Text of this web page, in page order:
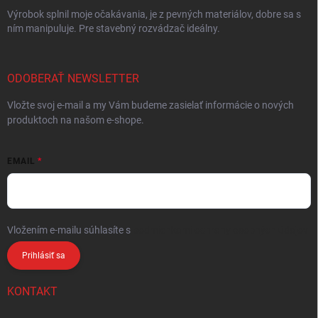
Výrobok splnil moje očakávania, je z pevných materiálov, dobre sa s
ním manipuluje. Pre stavebný rozvádzač ideálny.
ODOBERAŤ NEWSLETTER
Vložte svoj e-mail a my Vám budeme zasielať informácie o nových
produktoch na našom e-shope.
EMAIL
Vložením e-mailu súhlasíte s
Prihlásiť sa
KONTAKT